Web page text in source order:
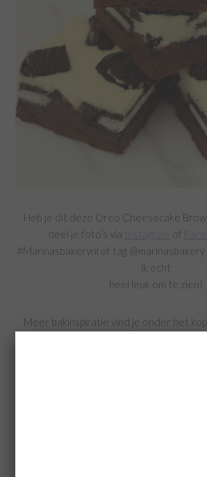
Heb je dit deze Oreo Cheesecake
deel je foto’s via
Instagram of
#Marinasbakerynl of tag
ik echt
heel leuk om te zien!
Meer bakinspiratie vind je onder het